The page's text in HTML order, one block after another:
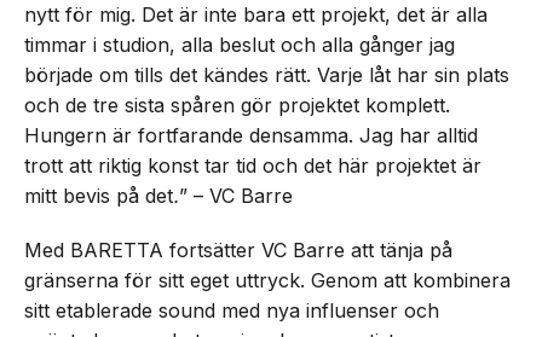
nytt för mig. Det är inte bara ett projekt, det är alla
timmar i studion, alla beslut och alla gånger jag
började om tills det kändes rätt. Varje låt har sin plats
och de tre sista spåren gör projektet komplett.
Hungern är fortfarande densamma. Jag har alltid
trott att riktig konst tar tid och det här projektet är
mitt bevis på det.” – VC Barre
Med BARETTA fortsätter VC Barre att tänja på
gränserna för sitt eget uttryck. Genom att kombinera
sitt etablerade sound med nya influenser och